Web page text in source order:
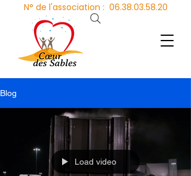
N° de l'association : 06.38.03.58.20
Blog
Load video